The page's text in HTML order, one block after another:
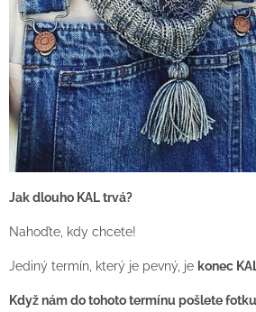
Jak dlouho KAL trvá?
Nahoďte, kdy chcete!
Jediný termín, který je pevný, je konec
Když nám do tohoto termínu pošlete